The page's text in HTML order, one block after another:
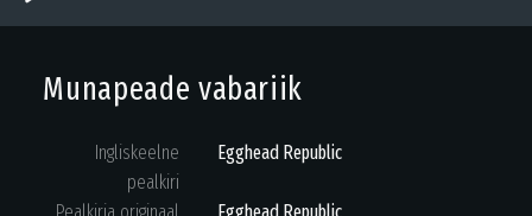
Munapeade vabariik
Ingliskeelne
pealkiri
Egghead Republic